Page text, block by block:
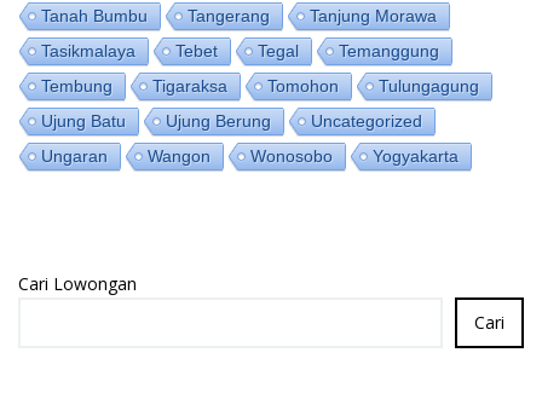
Tanah Bumbu
Tangerang
Tanjung Morawa
Tasikmalaya
Tebet Tegal
Temanggung
Tembung
Tigaraksa Tomohon
Tulungagung
Ujung Batu
Ujung Berung
Uncategorized
Ungaran
Wangon Wonosobo Yogyakarta
Cari Lowongan
Cari